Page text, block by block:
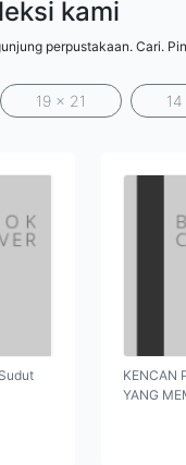
kami
perpustakaan. Cari.
19 x 21
KENCAN
YANG